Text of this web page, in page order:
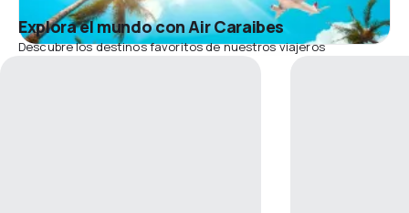
Explora el mundo con Air Caraibes
Descubre los destinos favoritos de nuestros viajeros